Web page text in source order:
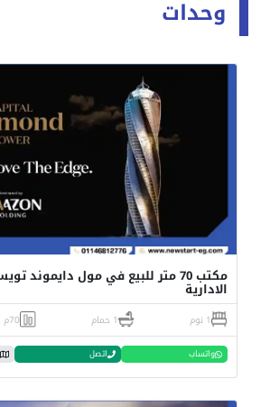
وحدات
مكتب 70 متر للبيع في مول دايموند
الادارية
1 نوم 1 حمام 70م
واتساب اتصل